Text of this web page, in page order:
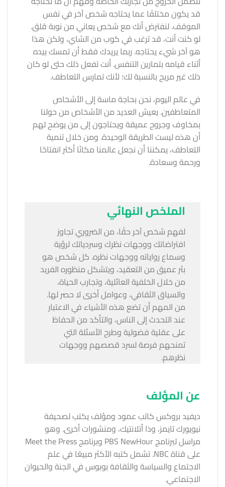
قد يكون مختلفًا عما يحتاجه شخص آخر في نفس
الموقف. لنفترض أنك مع شخص يعاني من نوبة قلق.
لو كنت أنت، قد ترغب في كوب من الشاي، ولكن هذا
هو آخر شيء يحتاجه. ربما يريدك فقط أن تمسك بيده
أثناء قيامه بتمارين التنفس. أنت تفعل ذلك حتى لو كان
ذلك غير مريح بالنسبة لك؛ لأنك تمارس التعاطف.
في عالم اليوم، نحن بحاجة ماسة إلى الأشخاص
المتعاطفين. يعيش العديد من الأشخاص من حولنا
بمخاوف وجروح عميقة ويحتاجون إلى من يوضح لهم
أن هذه ليست الطريقة الوحيدة. ومن خلال تنمية
التعاطف، يمكننا أن نجعل عالمنا مكانًا أكثر انفتاحًا
ورحمة وسعادة.
الملخص النهائي
لفهم شخص آخر حقًا، من الضروري تجاوز
افتراضاتك ووجهات نظرك وسردياتك لرؤية
وسماع رواياته ووجهات نظره. كل شخص هو
بئر عميق من التعقيد، ويتشكل منظوره الفريد
من خلال الخلفية العائلية، وتجارب الحياة،
والسياق الثقافي، وعوامل أخرى لا حصر لها.
من المهم أن تضع هذه الأشياء في الاعتبار
عند التحدث إلى الناس، والتأكد من الحفاظ
على عقلية فضولية وطرح الأسئلة التي
تمنحهم فرصة لسرد قصصهم ووجهات
نظرهم.
عن المؤلف
ديفيد بروكس كاتب عمود ومؤلف يكتب لصحيفة
نيويورك تايمز، وذا أتلانتيك، ومنشورات أخرى. وهو
مراسل لبرنامج PBS NewHour وبرنامج Meet the Press
على قناة NBC. تشمل كتبه الأكثر مبيعًا في علم
الاجتماع والسياسة والثقافة بوبوس في الجنة والحيوان
الاجتماعي.